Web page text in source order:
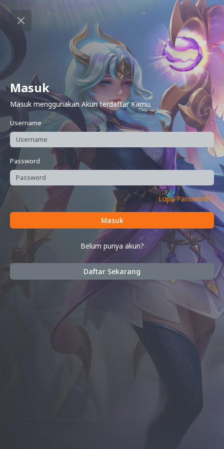
Masuk
Masuk menggunakan Akun terdaftar Kamu.
Username
Password
Lupa Password ?
Masuk
Belum punya akun?
Daftar Sekarang